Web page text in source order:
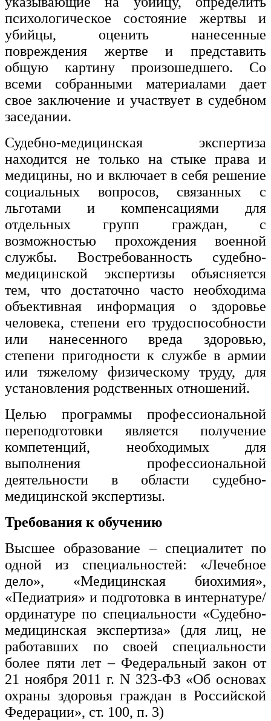
психологическое состояние жертвы и
убийцы, оценить нанесенные
повреждения жертве и представить
общую картину произошедшего. Со
всеми собранными материалами дает
свое заключение и участвует в судебном
заседании.
Судебно-медицинская экспертиза
находится не только на стыке права и
медицины, но и включает в себя решение
социальных вопросов, связанных с
льготами и компенсациями для
отдельных групп граждан, с
возможностью прохождения военной
службы. Востребованность судебно-
медицинской экспертизы объясняется
тем, что достаточно часто необходима
объективная информация о здоровье
человека, степени его трудоспособности
или нанесенного вреда здоровью,
степени пригодности к службе в армии
или тяжелому физическому труду, для
установления родственных отношений.
Целью программы профессиональной
переподготовки является получение
компетенций, необходимых для
выполнения профессиональной
деятельности в области судебно-
медицинской экспертизы.
Требования к обучению
Высшее образование – специалитет по
одной из специальностей: «Лечебное
дело», «Медицинская биохимия»,
«Педиатрия» и подготовка в интернатуре/
ординатуре по специальности «Судебно-
медицинская экспертиза» (для лиц, не
работавших по своей специальности
более пяти лет – Федеральный закон от
21 ноября 2011 г. N 323-ФЗ «Об основах
охраны здоровья граждан в Российской
Федерации», ст. 100, п. 3)